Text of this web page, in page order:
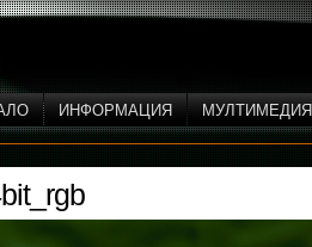
ИНФОРМАЦИЯ МУЛТИМЕДИЯ